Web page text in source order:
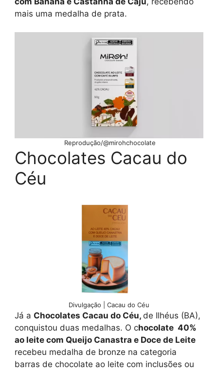
mais uma medalha de prata.
Reprodução/@mirohchocolate
Chocolates Cacau do
Céu
Divulgação | Cacau do Céu
Já a Chocolates Cacau do Céu, de Ilhéus (BA),
conquistou duas medalhas. O chocolate 40%
ao leite com Queijo Canastra e Doce de Leite
recebeu medalha de bronze na categoria
barras de chocolate ao leite com inclusões ou